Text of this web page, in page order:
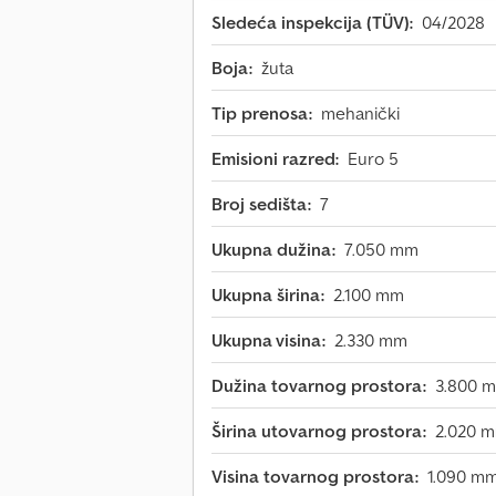
Sledeća inspekcija (TÜV): 04/2028
Boja: žuta
Tip prenosa: mehanički
Emisioni razred: Euro 5
Broj sedišta: 7
Ukupna dužina: 7.050 mm
Ukupna širina: 2.100 mm
Ukupna visina: 2.330 mm
Dužina tovarnog prostora: 3.800
Širina utovarnog prostora: 2.020
Visina tovarnog prostora: 1.090